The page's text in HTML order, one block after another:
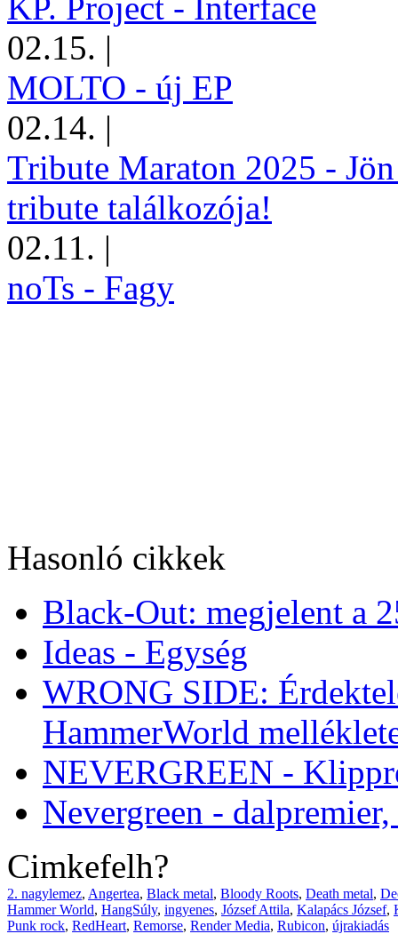
02.15. |
MOLTO - új EP
02.14. |
Tribute Maraton 2025 -
tribute találkozója!
02.11. |
noTs - Fagy
Hasonló cikkek
Black-Out: megjelent a
Ideas - Egység
WRONG SIDE:
HammerWorld
NEVERGREEN -
Nevergreen -
Cimkefelh?
2. nagylemez, Angertea, Black metal, Bloody Roots, Death metal,
Hammer World, HangSúly, ingyenes, József Attila, Kalapács József,
Punk rock, RedHeart, Remorse, Render Media, Rubicon, újrakiadás